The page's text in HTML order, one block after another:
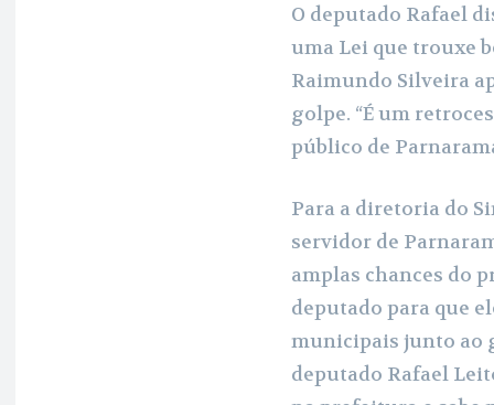
O deputado Rafael
uma Lei que trouxe
Raimundo Silveira
golpe. “É um
público de
Para a diretoria do
servidor de
amplas chances do
deputado para que
municipais junto ao
deputado Rafael